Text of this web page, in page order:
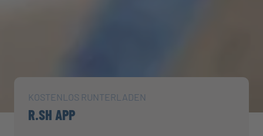
KOSTENLOS RUNTERLADEN
R.SH APP